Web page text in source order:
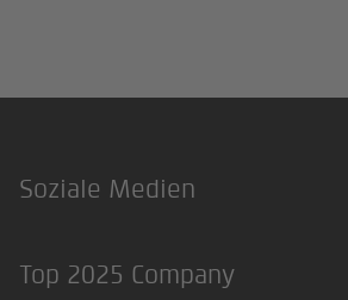
Footer
Soziale Medien
LinkedIn
Xing
Top 2025 Company